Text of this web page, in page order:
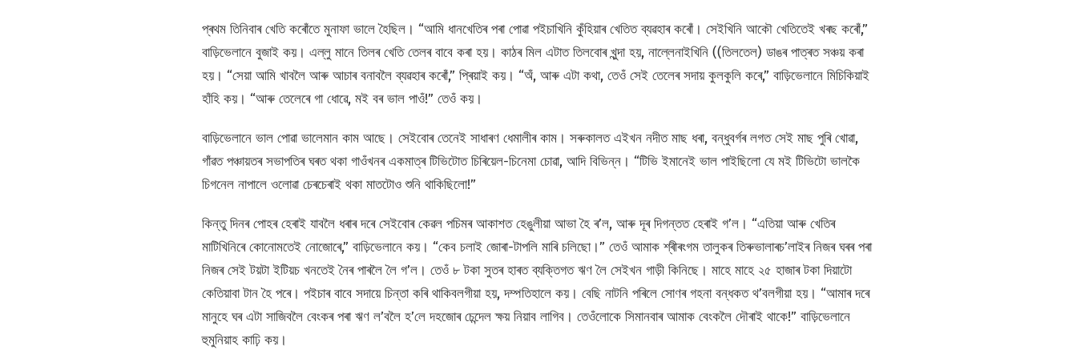
প্ৰথম তিনিবাৰ খেতি কৰোঁতে মুনাফা ভালে হৈছিল। “আমি ধানখেতিৰ পৰা পোৱা পইচাখিনি কুঁহিয়াৰ খেতিত ব্যৱহাৰ কৰোঁ। সেইখিনি আকৌ খেতিতেই খৰছ কৰোঁ,”
বাড়িভেলানে বুজাই কয়। এল্লু মানে তিলৰ খেতি তেলৰ বাবে কৰা হয়। কাঠৰ মিল এটাত তিলবোৰ খুন্দা হয়, নাল্লেনাইখিনি ((তিলতেল) ডাঙৰ পাত্ৰত সঞ্চয় কৰা
হয়। “সেয়া আমি খাবলৈ আৰু আচাৰ বনাবলৈ ব্যৱহাৰ কৰোঁ,” প্ৰিয়াই কয়। “অঁ, আৰু এটা কথা, তেওঁ সেই তেলেৰ সদায় কুলকুলি কৰে,” বাড়িভেলানে মিচিকিয়াই
হাঁহি কয়। “আৰু তেলেৰে গা ধোৱে, মই বৰ ভাল পাওঁ!” তেওঁ কয়।
বাড়িভেলানে ভাল পোৱা ভালেমান কাম আছে। সেইবোৰ তেনেই সাধাৰণ ধেমালীৰ কাম। সৰুকালত এইখন নদীত মাছ ধৰা, বন্ধুবৰ্গৰ লগত সেই মাছ পুৰি খোৱা,
গাঁৱত পঞ্চায়তৰ সভাপতিৰ ঘৰত থকা গাওঁখনৰ একমাত্ৰ টিভিটোত চিৰিয়েল-চিনেমা চোৱা, আদি বিভিন্ন। “টিভি ইমানেই ভাল পাইছিলো যে মই টিভিটো ভালকৈ
চিগনেল নাপালে ওলোৱা চেৰচেৰাই থকা মাতটোও শুনি থাকিছিলো!”
কিন্তু দিনৰ পোহৰ হেৰাই যাবলৈ ধৰাৰ দৰে সেইবোৰ কেৱল পচিমৰ আকাশত হেঙুলীয়া আভা হৈ ৰ’ল, আৰু দূৰ দিগন্তত হেৰাই গ’ল। “এতিয়া আৰু খেতিৰ
মাটিখিনিৰে কোনোমতেই নোজোৰে,” বাড়িভেলানে কয়। “কেব চলাই জোৰা-টাপলি মাৰি চলিছো।” তেওঁ আমাক শ্ৰীৰংগম তালুকৰ তিৰুভালাৰচ’লাইৰ নিজৰ ঘৰৰ পৰা
নিজৰ সেই টয়টা ইটিয়চ খনতেই নৈৰ পাৰলৈ লৈ গ’ল। তেওঁ ৮ টকা সুতৰ হাৰত ব্যক্তিগত ঋণ লৈ সেইখন গাড়ী কিনিছে। মাহে মাহে ২৫ হাজাৰ টকা দিয়াটো
কেতিয়াবা টান হৈ পৰে। পইচাৰ বাবে সদায়ে চিন্তা কৰি থাকিবলগীয়া হয়, দম্পতিহালে কয়। বেছি নাটনি পৰিলে সোণৰ গহনা বন্ধকত থ’বলগীয়া হয়। “আমাৰ দৰে
মানুহে ঘৰ এটা সাজিবলৈ বেংকৰ পৰা ঋণ ল’বলৈ হ’লে দহজোৰ চেন্দেল ক্ষয় নিয়াব লাগিব। তেওঁলোকে সিমানবাৰ আমাক বেংকলৈ দৌৰাই থাকে!” বাড়িভেলানে
হুমুনিয়াহ কাঢ়ি কয়।